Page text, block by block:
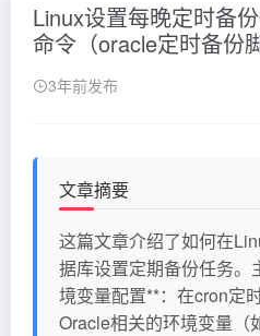
Linux设置每晚定时备
命令（oracle定时备份
3年前发布
文章摘要
这篇文章介绍了如何在
据库设置定期备份任务。
境变量配置**：在cron定
Oracle相关的环境变量（